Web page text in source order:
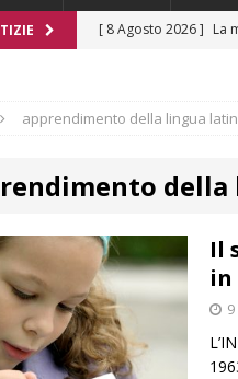
[ 8 Agosto 2026 ] La
[ 7 Agosto 2026 ]
CRONACA
[ 7 Agosto 2026 ]
non cancellano il
[ 7 Agosto 2026 ]
apprendimento della lingua
Il